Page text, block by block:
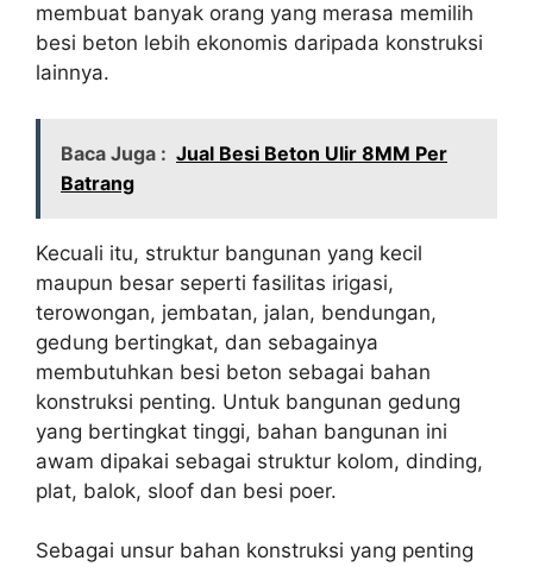
membuat banyak orang yang merasa memilih
besi beton lebih ekonomis daripada konstruksi
lainnya.
Baca Juga : Jual Besi Beton Ulir 8MM Per
Batrang
Kecuali itu, struktur bangunan yang kecil
maupun besar seperti fasilitas irigasi,
terowongan, jembatan, jalan, bendungan,
gedung bertingkat, dan sebagainya
membutuhkan besi beton sebagai bahan
konstruksi penting. Untuk bangunan gedung
yang bertingkat tinggi, bahan bangunan ini
awam dipakai sebagai struktur kolom, dinding,
plat, balok, sloof dan besi poer.
Sebagai unsur bahan konstruksi yang penting